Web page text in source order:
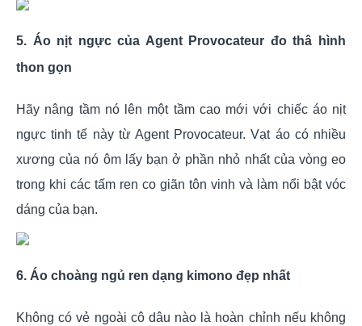
5. Áo nịt ngực của Agent Provocateur đo thâ hình
thon gọn
Hãy nâng tầm nó lên một tầm cao mới với chiếc áo nịt
ngực tinh tế này từ Agent Provocateur. Vạt áo có nhiều
xương của nó ôm lấy bạn ở phần nhỏ nhất của vòng eo
trong khi các tấm ren co giãn tôn vinh và làm nổi bật vóc
dáng của bạn.
6. Áo choàng ngủ ren dạng kimono đẹp nhất
Không có vẻ ngoài cô dâu nào là hoàn chỉnh nếu không